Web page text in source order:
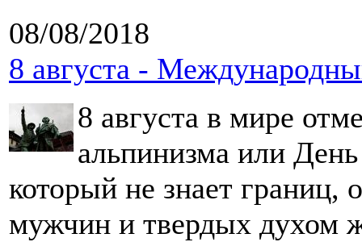
08/08/2018
8 августа -
8 августа в мире
альпинизма или
который не знает границ,
мужчин и твердых духом